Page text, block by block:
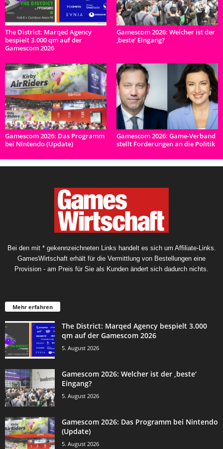
The District: Marqed Agency
bespielt 3.000 qm auf der
Gamescom 2026
Gamescom 2026: Welcher ist der
‚beste‘ Eingang?
Gamescom 2026: Das Programm
bei Nintendo (Update)
Gamescom 2026: Game-Verband
stellt Forderungen an die Politik
Bei den mit * gekennzeichneten Links handelt es sich um Affiliate-Links.
GamesWirtschaft erhält für die Vermittlung von Bestellungen eine
Provision - am Preis für Sie als Kunden ändert sich dadurch nichts.
Mehr erfahren
The District: Marqed Agency bespielt 3.000
qm auf der Gamescom 2026
5. August 2026
Gamescom 2026: Welcher ist der ‚beste‘
Eingang?
5. August 2026
Gamescom 2026: Das Programm bei Nintendo
(Update)
5. August 2026